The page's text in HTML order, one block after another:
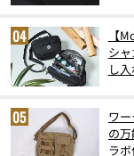
【
シ
し
ワ
の
ラ